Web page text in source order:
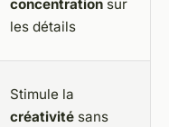
concentration sur
les détails
Stimule la
créativité sans